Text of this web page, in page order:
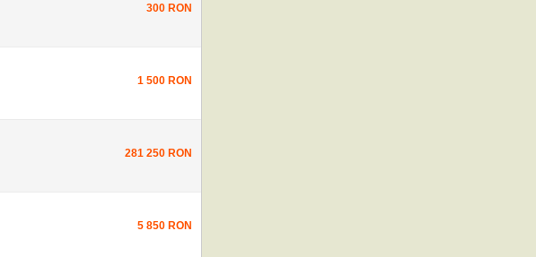
300 RON
1 500 RON
281 250 RON
5 850 RON